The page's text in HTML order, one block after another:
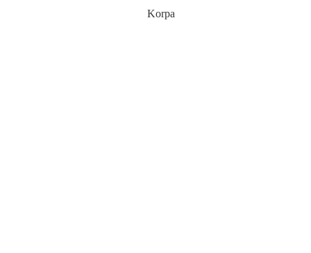
Korpa